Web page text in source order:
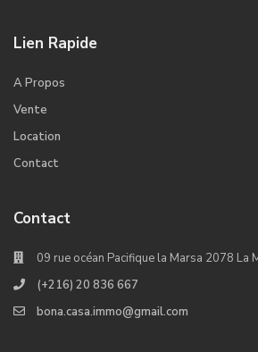
Lien Rapide
A Propos
Vente
Location
Contact
Contact
09 rue océan Pacifique la Marsa 2078 La
(+216) 20 836 667
bona.casa.immo@gmail.com